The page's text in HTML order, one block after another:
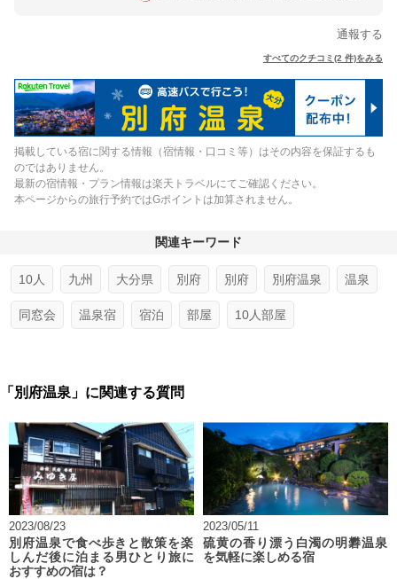
通報する
すべてのクチコミ(2 件)をみる
掲載している宿に関する情報（宿情報・口コミ等）はその内容を保証するも
のではありません。
最新の宿情報・プラン情報は楽天トラベルにてご確認ください。
本ページからの旅行予約ではGポイントは加算されません。
関連キーワード
10人 九州 大分県 別府 別府 別府温泉 温泉
同窓会 温泉宿 宿泊 部屋 10人部屋
「別府温泉」に関連する質問
2023/08/23
別府温泉で食べ歩きと散策を楽
しんだ後に泊まる男ひとり旅に
おすすめの宿は？
2023/05/11
硫黄の香り漂う白濁の明礬温泉
を気軽に楽しめる宿